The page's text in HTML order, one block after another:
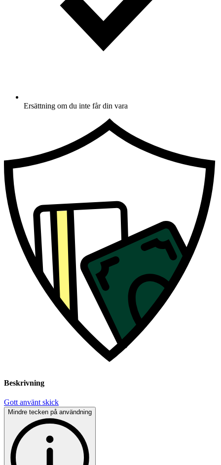
Ersättning om du inte får din vara
Beskrivning
Gott använt skick
Mindre tecken på användning